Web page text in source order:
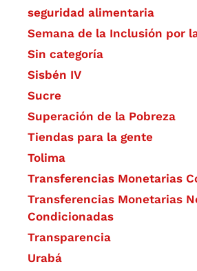
seguridad alimentaria
Semana de la Inclusión por
Sin categoría
Sisbén IV
Sucre
Superación de la Pobreza
Tiendas para la gente
Tolima
Transferencias Monetarias
Transferencias Monetarias
Condicionadas
Transparencia
Urabá